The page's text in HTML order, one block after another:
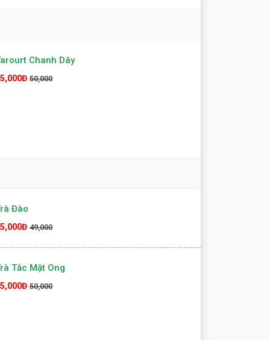
Chanh Dây
50,000
Đào
49,000
Tắc Mật Ong
50,000